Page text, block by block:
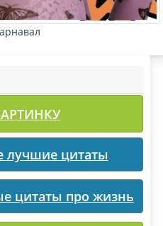
лучшие цитаты
цитаты про жизнь